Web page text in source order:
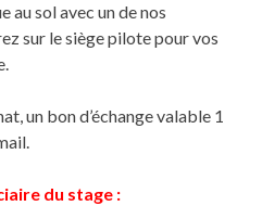
au sol avec un de nos
sur le siège pilote pour vos
un bon d’échange valable 1
du stage :